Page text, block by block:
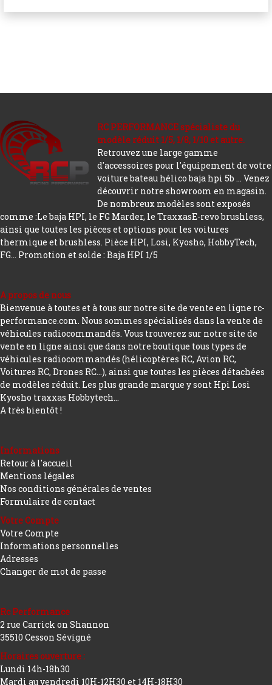
RC PERFORMANCE spécialiste du
modèle réduit 1/5, 1/8, 1/10 et autre.
Retrouvez une large gamme
d'accessoires pour l'équipement de votre
voiture bateau hélico baja hpi 5b ... Venez
découvrir notre showroom en magasin.
De nombreux modèles sont exposés
comme :Le baja HPI, le FG Marder, le TraxxasE-revo brushless,
ainsi que toutes les pièces et options pour les voitures
thermique et brushless. Pièce HPI, Losi, Kyosho, HobbyTech,
FG... Promotion et solde : Baja HPI 1/5
A propos de nous
Bienvenue à toutes et à tous sur notre site de vente en ligne rc-
performance.com. Nous sommes spécialisés dans la vente de
véhicules radiocommandés. Vous trouverez sur notre site de
vente en ligne ainsi que dans notre boutique tous types de
véhicules radiocommandés (hélicoptères RC, Avion RC,
Voitures RC, Drones RC…), ainsi que toutes les pièces détachées
de modèles réduit. Les plus grande marque y sont Hpi Losi
Kyosho traxxas Hobbytech...
A très bientôt !
Informations
Retour à l'accueil
Mentions légales
Nos conditions générales de ventes
Formulaire de contact
Votre Compte
Votre Compte
Informations personnelles
Adresses
Changer de mot de passe
Rc Performance
2 rue Carrick on Shannon
35510 Cesson Sévigné
Horaires ouverture :
Lundi 14h-18h30
Mardi au vendredi 10H-12H30 et 14H-18H30